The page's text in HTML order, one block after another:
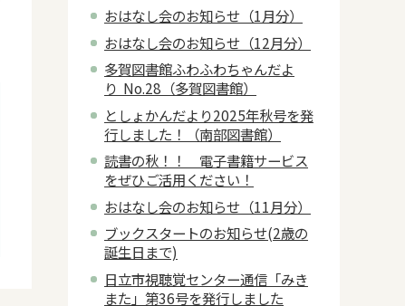
おはなし会のお知らせ（1月分）
おはなし会のお知らせ（12月分）
多賀図書館ふわふわちゃんだよ
り No.28（多賀図書館）
としょかんだより2025年秋号を発
行しました！（南部図書館）
読書の秋！！ 電子書籍サービス
をぜひご活用ください！
おはなし会のお知らせ（11月分）
ブックスタートのお知らせ(2歳の
誕生日まで)
日立市視聴覚センター通信「みき
また」第36号を発行しました